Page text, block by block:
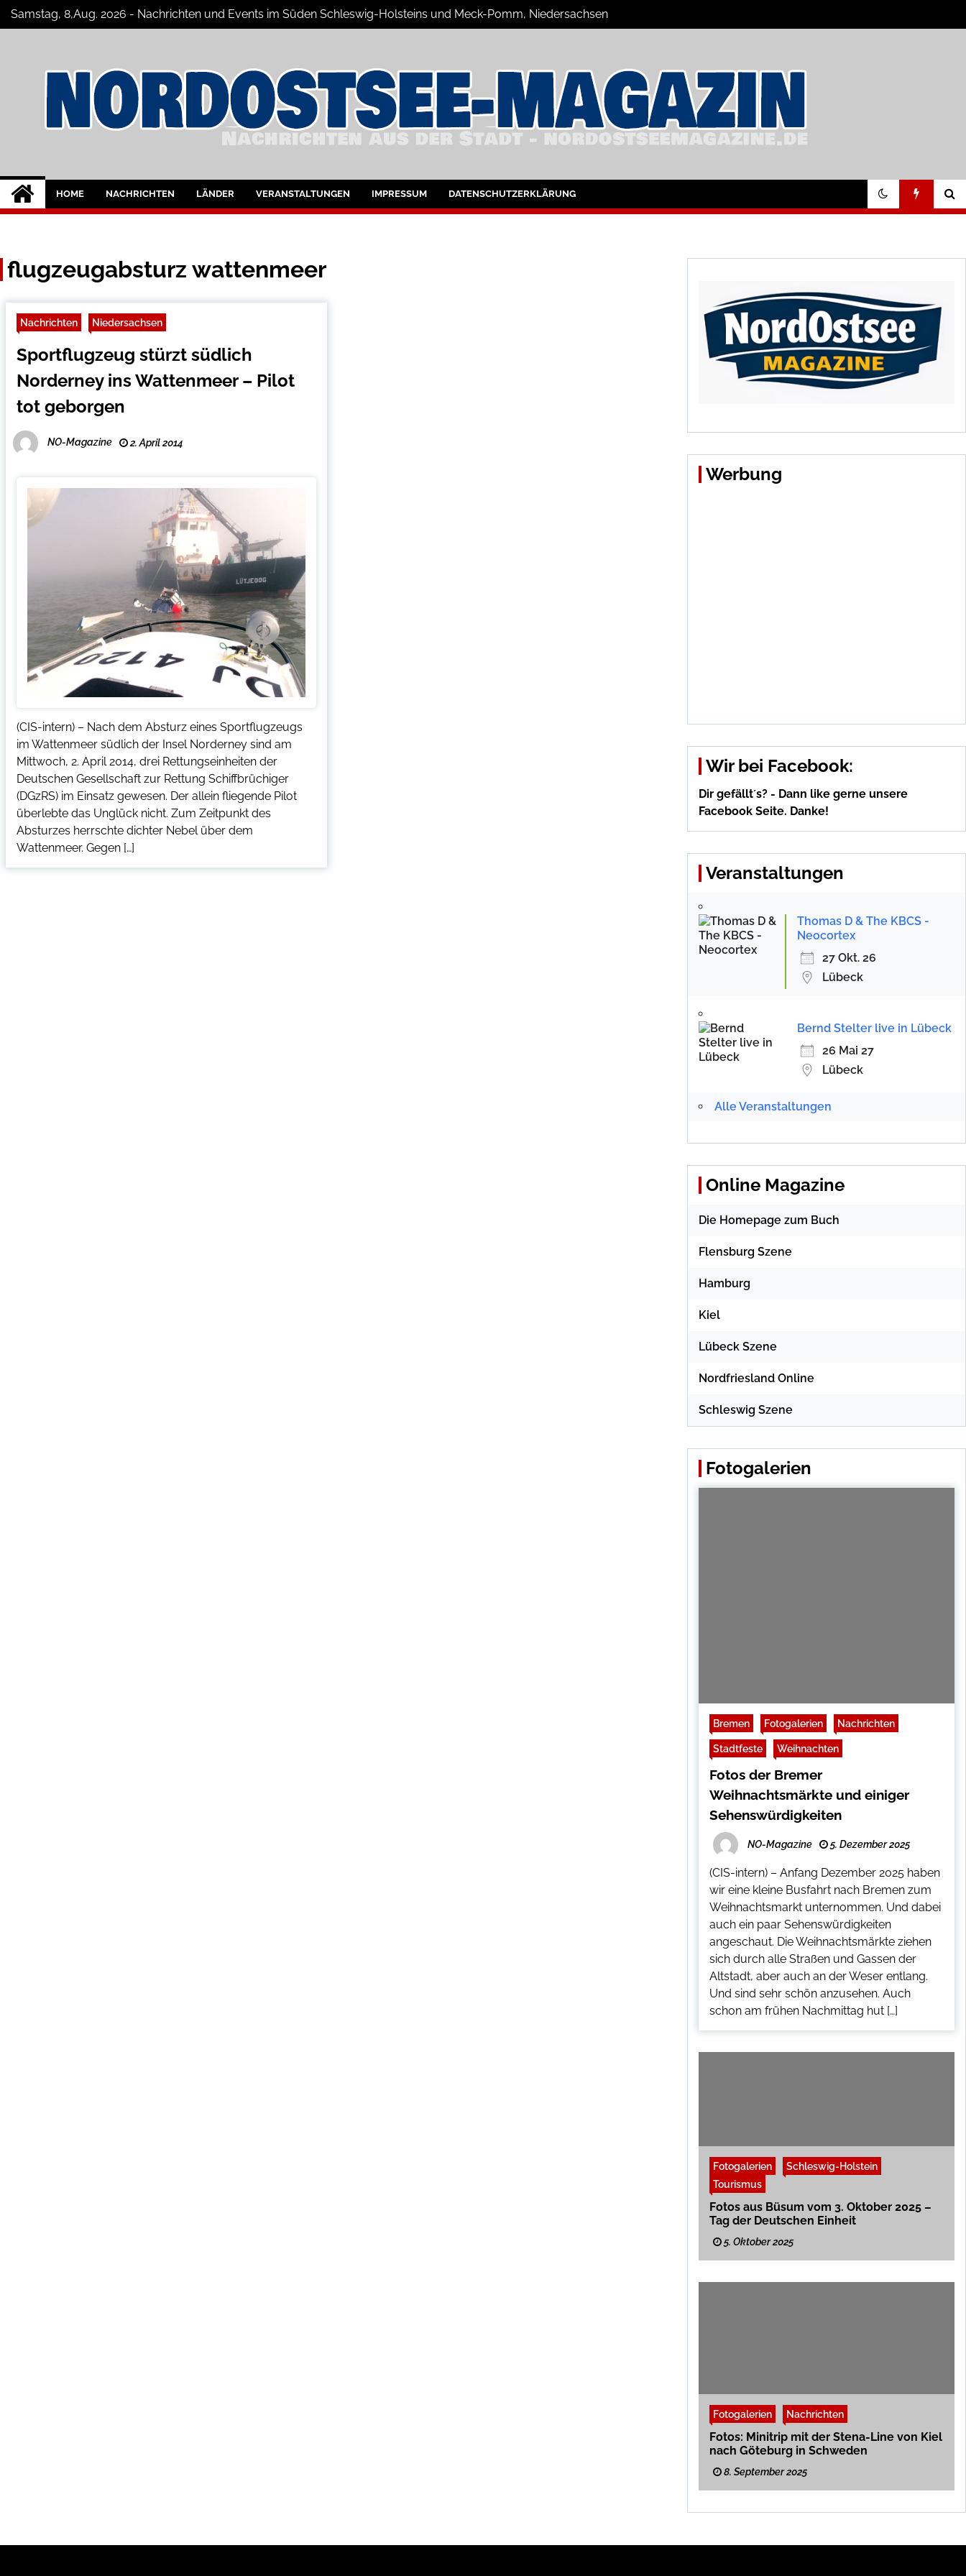
SkipSamstag, 8,Aug. 2026 - Nachrichten und Events im Süden Schleswig-Holsteins und Meck-Pomm, Niedersachsen
Nord-Ostsee-Magazine Blog
Der Blog der Nord-Ostsee Magazine
HOME NACHRICHTEN LÄNDER VERANSTALTUNGEN IMPRESSUM DATENSCHUTZERKLÄRUNG
flugzeugabsturz wattenmeer
Nachrichten Niedersachsen
Sportflugzeug stürzt südlich
Norderney ins Wattenmeer – Pilot
tot geborgen
NO-Magazine 2. April 2014
(CIS-intern) – Nach dem Absturz eines Sportflugzeugs
im Wattenmeer südlich der Insel Norderney sind am
Mittwoch, 2. April 2014, drei Rettungseinheiten der
Deutschen Gesellschaft zur Rettung Schiffbrüchiger
(DGzRS) im Einsatz gewesen. Der allein fliegende Pilot
überlebte das Unglück nicht. Zum Zeitpunkt des
Absturzes herrschte dichter Nebel über dem
Wattenmeer. Gegen […]
Werbung
Wir bei Facebook:
Dir gefällt´s? - Dann like gerne unsere
Facebook Seite. Danke!
Veranstaltungen
Thomas D & The KBCS -
Neocortex
27 Okt. 26
Lübeck
Bernd Stelter live in Lübeck
26 Mai 27
Lübeck
Alle Veranstaltungen
Online Magazine
Die Homepage zum Buch
Flensburg Szene
Hamburg
Kiel
Lübeck Szene
Nordfriesland Online
Schleswig Szene
Fotogalerien
Bremen Fotogalerien Nachrichten
Stadtfeste Weihnachten
Fotos der Bremer
Weihnachtsmärkte und einiger
Sehenswürdigkeiten
NO-Magazine 5. Dezember 2025
(CIS-intern) – Anfang Dezember 2025 haben
wir eine kleine Busfahrt nach Bremen zum
Weihnachtsmarkt unternommen. Und dabei
auch ein paar Sehenswürdigkeiten
angeschaut. Die Weihnachtsmärkte ziehen
sich durch alle Straßen und Gassen der
Altstadt, aber auch an der Weser entlang.
Und sind sehr schön anzusehen. Auch
schon am frühen Nachmittag hut […]
Fotogalerien
Schleswig-Holstein
Tourismus
Fotos aus Büsum vom 3. Oktober 2025 –
Tag der Deutschen Einheit
5. Oktober 2025
Fotogalerien Nachrichten
Fotos: Minitrip mit der Stena-Line von Kiel
nach Göteburg in Schweden
8. September 2025